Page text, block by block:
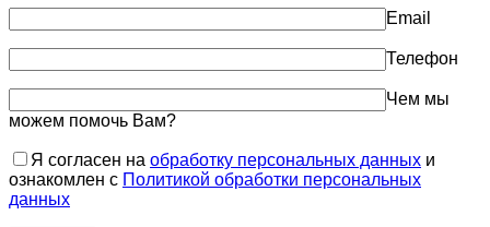
Email
Телефон
Чем мы
можем помочь Вам?
Я согласен на обработку персональных данных и
ознакомлен с Политикой обработки персональных
данных